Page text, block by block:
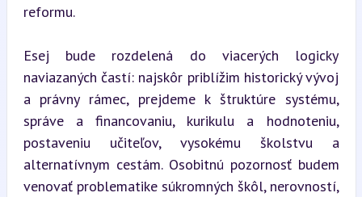
reformu.
Esej bude rozdelená do viacerých logicky
naviazaných častí: najskôr priblížim historický vývoj
a právny rámec, prejdeme k štruktúre systému,
správe a financovaniu, kurikulu a hodnoteniu,
postaveniu učiteľov, vysokému školstvu a
alternatívnym cestám. Osobitnú pozornosť budem
venovať problematike súkromných škôl, nerovností,